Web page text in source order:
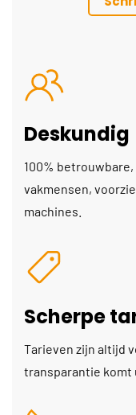
Deskundig
100%
vakmensen,
machines.
Scherpe
Tarieven zijn altijd
transparantie komt